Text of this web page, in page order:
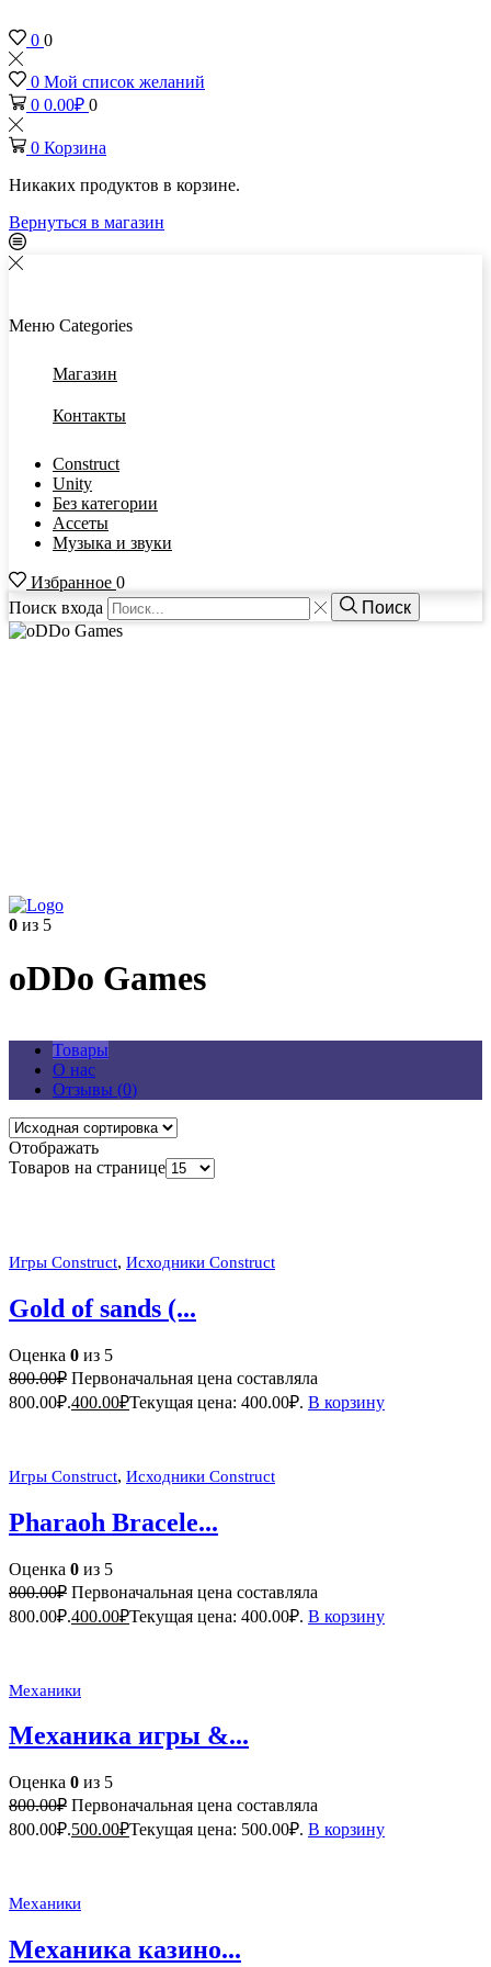
0 0
0 Мой список желаний
0 0.00₽ 0
0 Корзина
Никаких продуктов в корзине.
Вернуться в магазин
Меню Categories
Магазин
Контакты
Construct
Unity
Без категории
Ассеты
Музыка и звуки
Избранное 0
Поиск входа
Поиск
0 из 5
oDDo Games
Товары
О нас
Отзывы (0)
Отображать
Товаров на странице
Игры Construct, Исходники Construct
Gold of sands (...
Оценка 0 из 5
800.00₽ Первоначальная цена составляла
800.00₽.400.00₽Текущая цена: 400.00₽. В корзину
Игры Construct, Исходники Construct
Pharaoh Bracele...
Оценка 0 из 5
800.00₽ Первоначальная цена составляла
800.00₽.400.00₽Текущая цена: 400.00₽. В корзину
Механики
Механика игры &...
Оценка 0 из 5
800.00₽ Первоначальная цена составляла
800.00₽.500.00₽Текущая цена: 500.00₽. В корзину
Механики
Механика казино...